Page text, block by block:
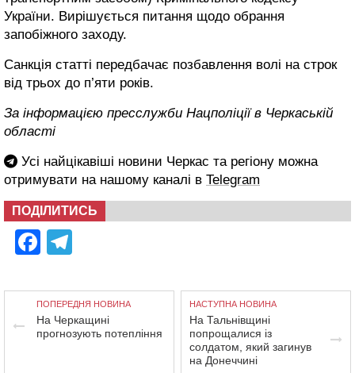
України. Вирішується питання щодо обрання
запобіжного заходу.
Санкція статті передбачає позбавлення волі на строк
від трьох до п’яти років.
За інформацією пресслужби Нацполіції в Черкаській
області
Усі найцікавіші новини Черкас та регіону можна
отримувати на нашому каналі в Telegram
ПОДІЛИТИСЬ
Facebook
ПОПЕРЕДНЯ НОВИНА
На Черкащині
прогнозують потепління
НАСТУПНА НОВИНА
На Тальнівщині
попрощалися із
солдатом, який загинув
на Донеччині